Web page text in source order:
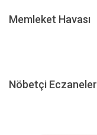
Memleket Havası
Nöbetçi Eczaneler